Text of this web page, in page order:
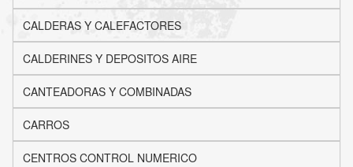
CALDERAS Y CALEFACTORES
CALDERINES Y DEPOSITOS AIRE
CANTEADORAS Y COMBINADAS
CARROS
CENTROS CONTROL NUMERICO